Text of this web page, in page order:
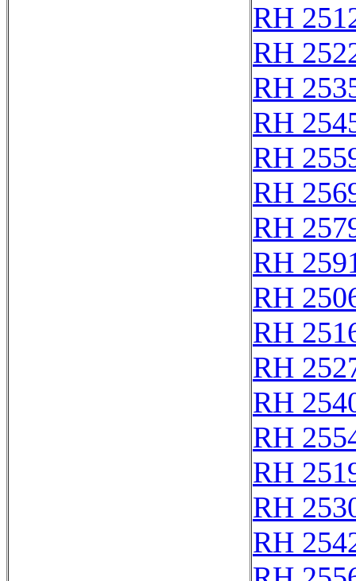
RH
RH
RH
RH
RH
RH
RH
RH
RH
RH
RH
RH
RH
RH
RH
RH